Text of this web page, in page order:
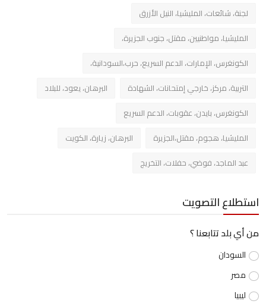
لجنة، شائعات، المليشيا، النيل الأزرق
المليشيا، مواطنيين، مقتل، جنوب الجزيرة،
الكونغرس، الإمارات، الدعم السريع، حرب،السودانية،
التربية، مركز، خارجي إمتحانات، الشهادة
البرهان، يعود، للبلاد
الكونغرس، بايدن، عقوبات، الدعم السريع
المليشيا، هجوم، مقتل،الجزيرة
البرهان، زيارة، الكويت
عبد الماجد، فوضي، حفلات، التخريج
استطلاع التصويت
من أي بلد تتابعنا ؟
السودان
مصر
ليبيا